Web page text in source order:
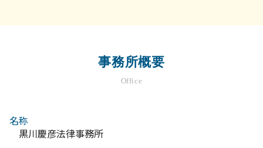
事務所概要
Office
名称
黒川慶彦法律事務所